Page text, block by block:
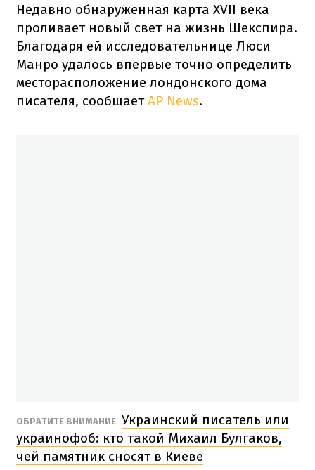
Недавно обнаруженная карта XVII века
проливает новый свет на жизнь Шекспира.
Благодаря ей исследовательнице Люси
Манро удалось впервые точно определить
месторасположение лондонского дома
писателя, сообщаетAP News.
ОБРАТИТЕ ВНИМАНИЕ Украинский писатель или
украинофоб: кто такой Михаил Булгаков,
чей памятник сносят в Киеве